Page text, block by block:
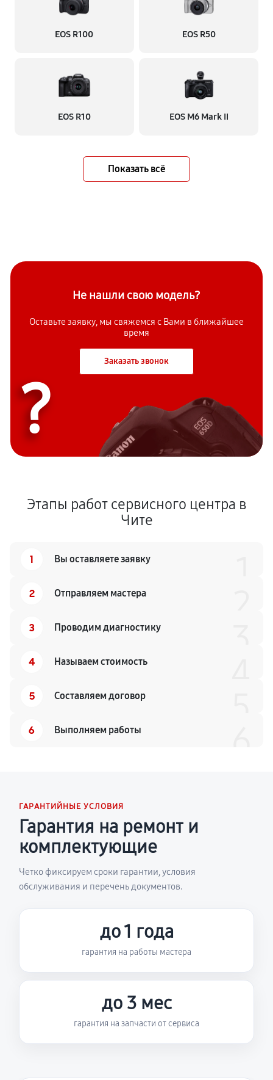
EOS R100 EOS R50
EOS R10 EOS M6 Mark II
Показать всё
Не нашли свою модель?
Оставьте заявку, мы свяжемся с Вами в ближайшее
время
Заказать звонок
?
Этапы работ сервисного центра в
Чите
1 Вы оставляете заявку
2 Отправляем мастера
3 Проводим диагностику
4 Называем стоимость
5 Составляем договор
6 Выполняем работы
ГАРАНТИЙНЫЕ УСЛОВИЯ
Гарантия на ремонт и
комплектующие
Четко фиксируем сроки гарантии, условия
обслуживания и перечень документов.
до 1 года
гарантия на работы мастера
до 3 мес
гарантия на запчасти от сервиса